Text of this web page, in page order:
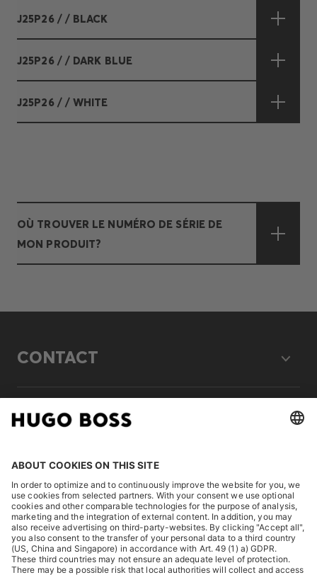
J25P26 / / BLACK
J25P26 / / DARK BLUE
J25P26 / / WHITE
OÙ TROUVER LE NUMÉRO DE SÉRIE DE
MON PRODUIT?
CONTACT
LEGAL
DISCOVER